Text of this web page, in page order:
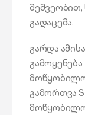
მეშვეობით,
გადაცემა.
გარდა
გამორთვა